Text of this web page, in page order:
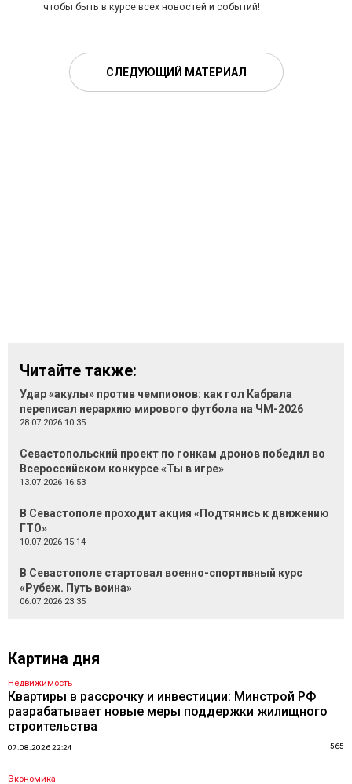
чтобы быть в курсе всех новостей и событий!
СЛЕДУЮЩИЙ МАТЕРИАЛ
Читайте также:
Удар «акулы» против чемпионов: как гол Кабрала
переписал иерархию мирового футбола на ЧМ-2026
28.07.2026 10:35
Севастопольский проект по гонкам дронов победил во
Всероссийском конкурсе «Ты в игре»
13.07.2026 16:53
В Севастополе проходит акция «Подтянись к движению
ГТО»
10.07.2026 15:14
В Севастополе стартовал военно-спортивный курс
«Рубеж. Путь воина»
06.07.2026 23:35
Картина дня
Недвижимость
Квартиры в рассрочку и инвестиции: Минстрой РФ
разрабатывает новые меры поддержки жилищного
строительства
07.08.2026 22:24 565
Экономика